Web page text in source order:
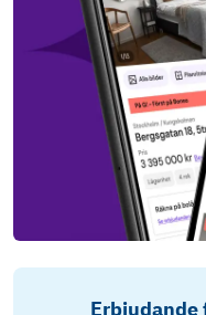
Erbjudande